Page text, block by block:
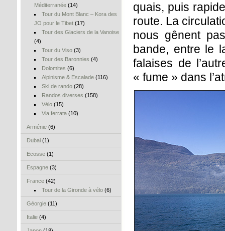
Méditerranée (14)
Tour du Mont Blanc – Kora des
JO pour le Tibet (17)
Tour des Glaciers de la Vanoise
(4)
Tour du Viso(3)
Tour des Baronnies (4)
Dolomites (6)
Alpinisme & Escalade(116)
Ski de rando(28)
Randos diverses (158)
Vélo(15)
Via ferrata(10)
Arménie (6)
Dubai (1)
Ecosse (1)
Espagne (3)
France (42)
Tour de la Gironde à vélo(6)
Géorgie (11)
Italie (4)
quais, puis
route. La
nous gênent
bande, entre le
falaises de
« fume » dans